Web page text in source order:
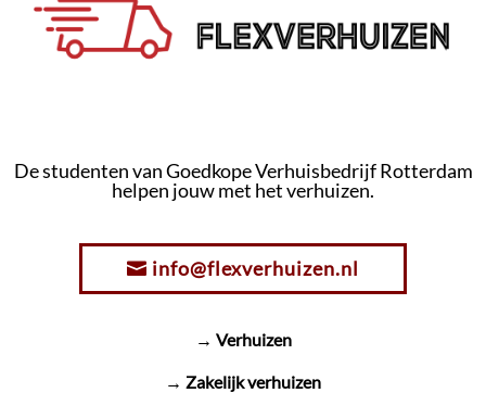
De studenten van Goedkope Verhuisbedrijf Rotterdam
helpen jouw met het verhuizen.
info@flexverhuizen.nl
→ Verhuizen
→ Zakelijk verhuizen